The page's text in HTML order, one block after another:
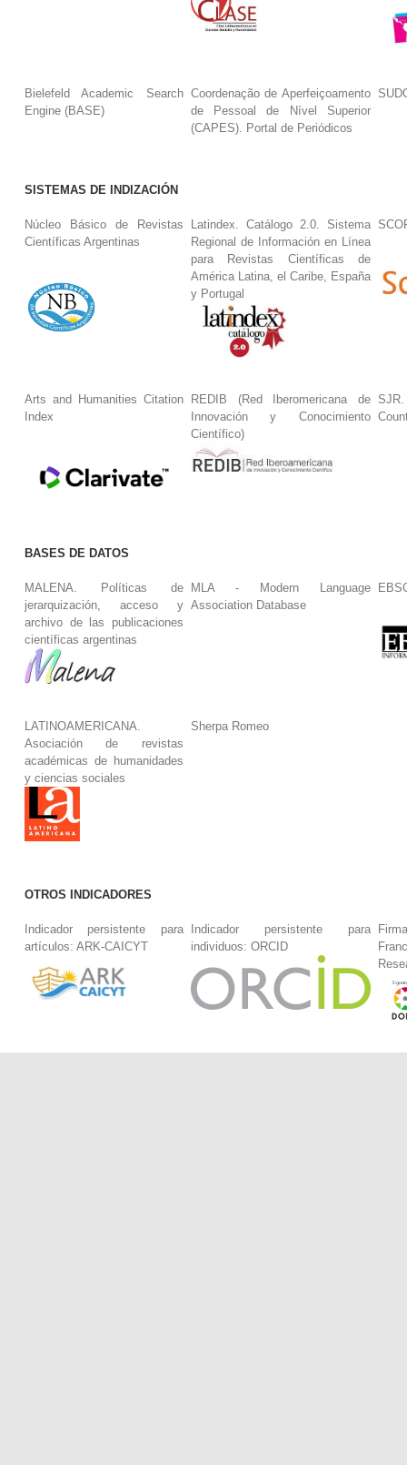
Bielefeld Academic Search
Engine (BASE)
Coordenação de Aperfeiçoamento
de Pessoal de Nível Superior
(CAPES). Portal de Periódicos
SISTEMAS DE INDIZACIÓN
Núcleo Básico de Revistas
Científicas Argentinas
Latindex. Catálogo 2.0. Sistema
Regional de Información en Línea
para Revistas Científicas de
América Latina, el Caribe, España
y Portugal
Arts and Humanities Citation
Index
REDIB (Red Iberomericana de
Innovación y Conocimiento
Científico)
BASES DE DATOS
MALENA. Políticas de
jerarquización, acceso y
archivo de las publicaciones
científicas argentinas
MLA - Modern Language
Association Database
LATINOAMERICANA.
Asociación de revistas
académicas de humanidades
y ciencias sociales
Sherpa Romeo
OTROS INDICADORES
Indicador persistente para
artículos: ARK-CAICYT
Indicador persistente para
individuos: ORCID